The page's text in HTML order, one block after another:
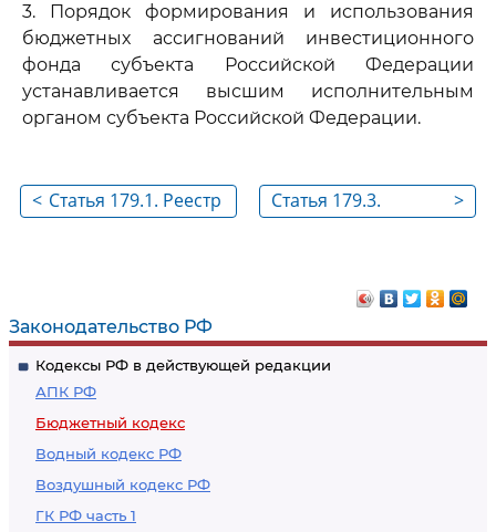
Законодательство РФ
Кодексы РФ в действующей редакции
АПК РФ
Бюджетный кодекс
Водный кодекс РФ
Воздушный кодекс РФ
ГК РФ часть 1
3. Порядок формирования и использования
бюджетных ассигнований инвестиционного
фонда субъекта Российской Федерации
устанавливается высшим исполнительным
органом субъекта Российской Федерации.
< Статья 179.1. Реестр
недвижимого
имущества,
строительство
(реконструкция, в
том числе с
элементами
реставрации,
>
Статья 179.3.